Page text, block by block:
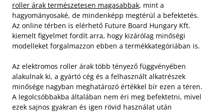
roller árak természetesen magasabbak, mint a
hagyományosaké, de mindenképp megtérül a befektetés.
Az online térben is elérhető Future Board Hungary Kft.
kiemelt figyelmet fordít arra, hogy kizárólag minőségi
modelleket forgalmazzon ebben a termékkategóriában is.
Az elektromos roller árak több tényező függvényében
alakulnak ki, a gyártó cég és a felhasznált alkatrészek
minősége nagyban meghatározó értékkel bír ezen a téren.
A legolcsóbbakba általában nem éri meg befektetni, mivel
ezek sajnos gyakran és igen rövid használat után